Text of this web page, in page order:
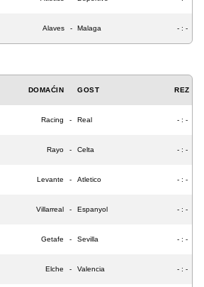
Alaves - Malaga - : -
DOMAĆIN GOST REZ
Racing - Real - : -
Rayo - Celta - : -
Levante - Atletico - : -
Villarreal - Espanyol - : -
Getafe - Sevilla - : -
Elche - Valencia - : -